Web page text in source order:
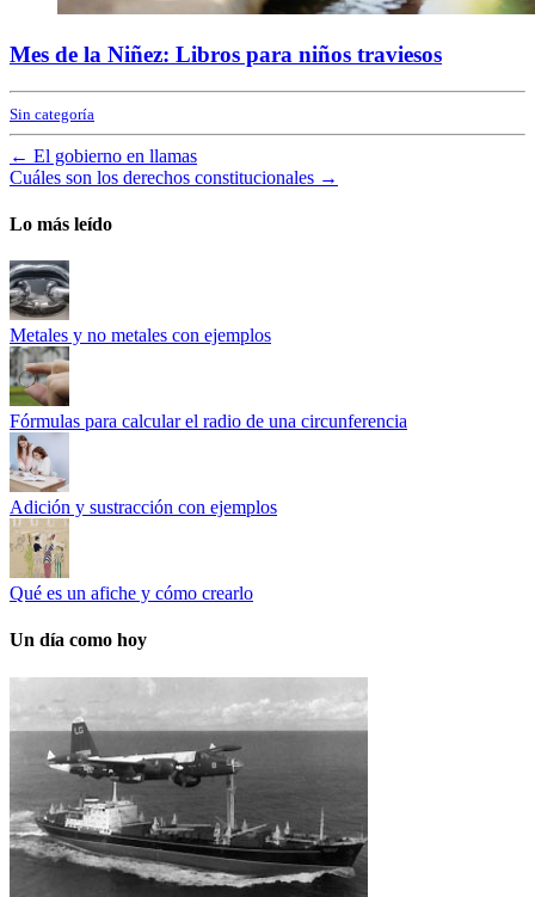
Mes de la Niñez: Libros para niños traviesos
Sin categoría
← El gobierno en llamas
Cuáles son los derechos constitucionales →
Lo más leído
Metales y no metales con ejemplos
Fórmulas para calcular el radio de una circunferencia
Adición y sustracción con ejemplos
Qué es un afiche y cómo crearlo
Un día como hoy